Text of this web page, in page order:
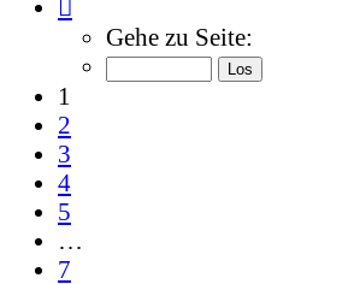
1
von
Gehe zu Seite:
1
2
3
4
5
…
7